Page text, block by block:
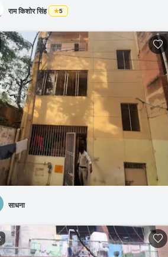
राम किशोर सिंह 5
साधना